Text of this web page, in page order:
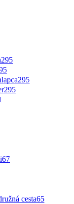
295
295
295
67
cesta65